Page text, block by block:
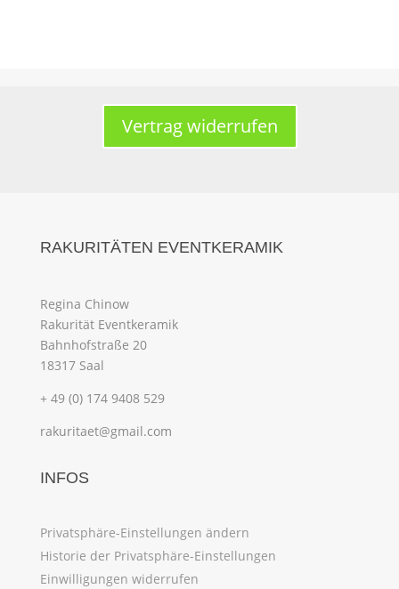
Vertrag widerrufen
RAKURITÄTEN EVENTKERAMIK
Regina Chinow
Rakurität Eventkeramik
Bahnhofstraße 20
18317 Saal
+ 49 (0) 174 9408 529
rakuritaet@gmail.com
INFOS
Privatsphäre-Einstellungen ändern
Historie der Privatsphäre-Einstellungen
Einwilligungen widerrufen